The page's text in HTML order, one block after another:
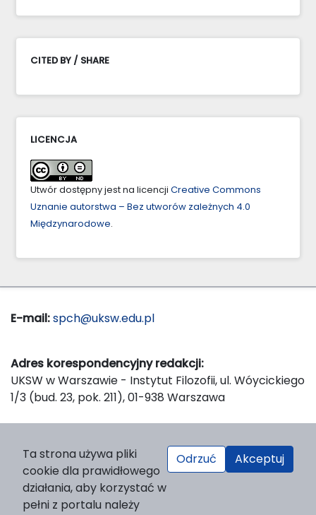
CITED BY / SHARE
LICENCJA
Utwór dostępny jest na licencji Creative Commons
Uznanie autorstwa – Bez utworów zależnych 4.0
Międzynarodowe.
E-mail:spch@uksw.edu.pl
Adres korespondencyjny redakcji:
UKSW w Warszawie - Instytut Filozofii, ul. Wóycickiego
1/3 (bud. 23, pok. 211), 01-938 Warszawa
Wydawnictwo Naukowe UKSW, ul. Dewajtis 5, domek
nr 2, 01-815 Warszawa
Strona WWW Wydawnictwa
e-mail: wydawnictwo@uksw.edu.pl
Ta strona używa pliki
cookie dla prawidłowego
działania, aby korzystać w
pełni z portalu należy
Odrzuć Akceptuj